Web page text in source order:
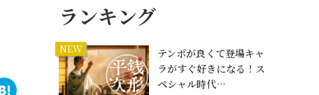
ランキング
NEW
テンポが良くて登場キャ
ラがすぐ好きになる！ス
ペシャル時代…